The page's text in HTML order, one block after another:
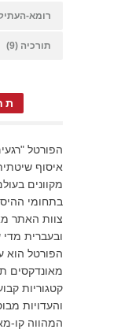
רומא-
תורכיה (9)
הפורטל
איסוף
מקוונים
בתחומי
צוות האתר
ובעברית
הפורטל הוא
מאונדקסים
קטגוריות
והעדויות
המהווה קו-